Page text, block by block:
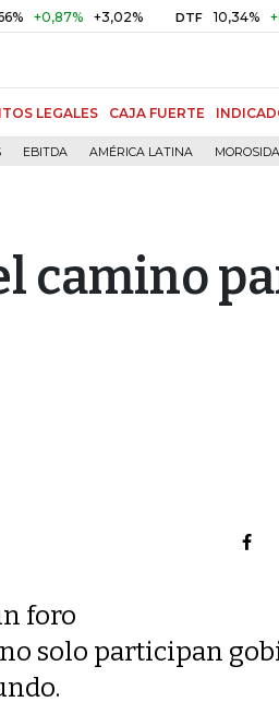
+3,02% DTF 10,34% +0,10%
LEGALES CAJA FUERTE
EBITDA AMÉRICA LATINA
camino
foro
solo participan